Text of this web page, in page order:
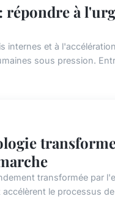
à
internes et à
sous pression.
transformée par
le processus